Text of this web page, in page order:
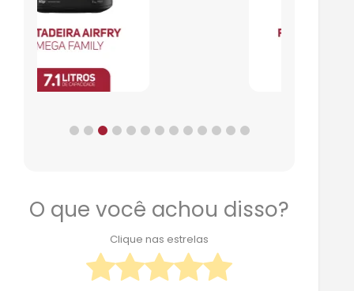
O que você achou disso?
Clique nas estrelas